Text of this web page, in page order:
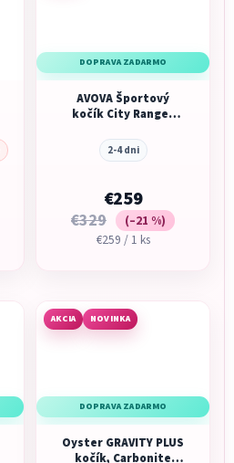
DOPRAVA ZADARMO
AVOVA Športový
kočík City Ranger
2-4 dni
€259
€329
(–21 %)
Jednotková
€259 / 1 ks
AKCIA NOVINKA
DOPRAVA ZADARMO
Oyster GRAVITY PLUS
kočík, Carbonite